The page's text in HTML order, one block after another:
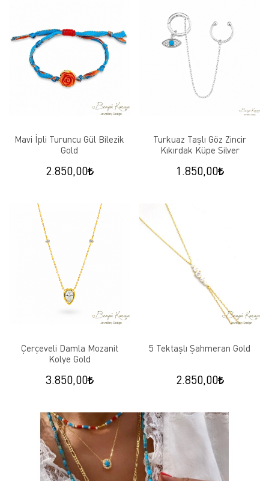
Mavi İpli Turuncu Gül Bilezik
Gold
2.850,00
Turkuaz Taşlı Göz Zincir
Kıkırdak Küpe Silver
1.850,00
Çerçeveli Damla Mozanit
Kolye Gold
3.850,00
5 Tektaşlı Şahmeran Gold
2.850,00